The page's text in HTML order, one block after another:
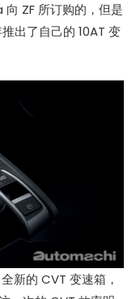
ZF 所订购的，但是
出了自己的 10AT 变
新的 CVT 变速箱，